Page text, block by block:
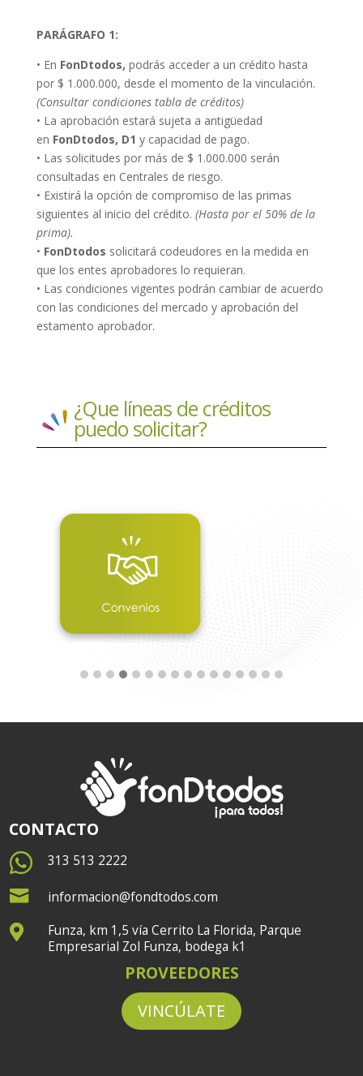
PARÁGRAFO 1:
• En FonDtodos, podrás acceder a un crédito hasta
por $ 1.000.000, desde el momento de la vinculación.
(Consultar condiciones tabla de créditos)
• La aprobación estará sujeta a antigüedad
en FonDtodos, D1 y capacidad de pago.
• Las solicitudes por más de $ 1.000.000 serán
consultadas en Centrales de riesgo.
• Existirá la opción de compromiso de las primas
siguientes al inicio del crédito. (Hasta por el 50% de la
prima).
• FonDtodos solicitará codeudores en la medida en
que los entes aprobadores lo requieran.
• Las condiciones vigentes podrán cambiar de acuerdo
con las condiciones del mercado y aprobación del
estamento aprobador.
¿Que líneas de créditos
puedo solicitar?
CONTACTO
 313 513 2222
 informacion@fondtodos.com

Funza, km 1,5 vía Cerrito La Florida, Parque
Empresarial Zol Funza, bodega k1
PROVEEDORES
VINCÚLATE